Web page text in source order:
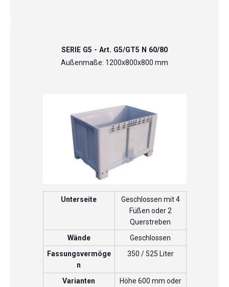
SERIE G5 - Art. G5/GT5 N 60/80
Außenmaße: 1200x800x800 mm
Unterseite
Geschlossen mit 4
Füßen oder 2
Querstreben
Wände
Geschlossen
Fassungsvermöge
n
350 / 525 Liter
Varianten
Höhe 600 mm oder